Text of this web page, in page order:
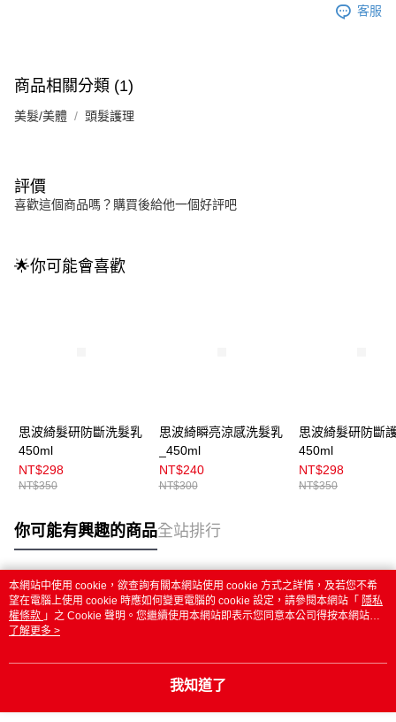
客服
商品相關分類 (1)
美髮/美體 頭髮護理
評價
喜歡這個商品嗎？購買後給他一個好評吧
🌟你可能會喜歡
思波綺髮研防斷洗髮乳
450ml
NT$298
NT$350
思波綺瞬亮涼感洗髮乳
_450ml
NT$240
NT$300
思波綺髮研防斷
450ml
NT$298
NT$350
你可能有興趣的商品全站排行
熱門標籤
本網站中使用 cookie，欲查詢有關本網站使用 cookie 方式之詳情，及若您不希
望在電腦上使用 cookie 時應如何變更電腦的 cookie 設定，請參閱本網站「 隱私
權條款 」之 Cookie 聲明。您繼續使用本網站即表示您同意本公司得按本網站使
用條款之 Cookie 聲明使用 cookie。
了解更多 >
我知道了